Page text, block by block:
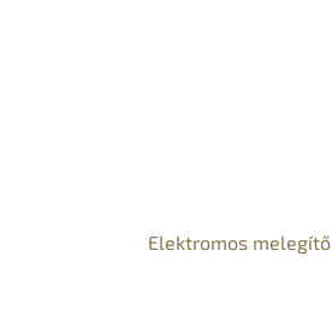
Elektromos